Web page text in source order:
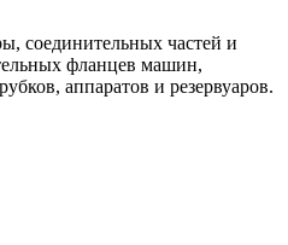
соединительных частей и
фланцев машин,
аппаратов и резервуаров.